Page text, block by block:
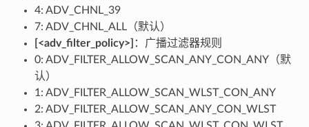
4: ADV_CHNL_39
7: ADV_CHNL_ALL（默认）
[<adv_filter_policy>] ：广播过滤器规则
0: ADV_FILTER_ALLOW_SCAN_ANY_CON_ANY（默
认）
1: ADV_FILTER_ALLOW_SCAN_WLST_CON_ANY
2: ADV_FILTER_ALLOW_SCAN_ANY_CON_WLST